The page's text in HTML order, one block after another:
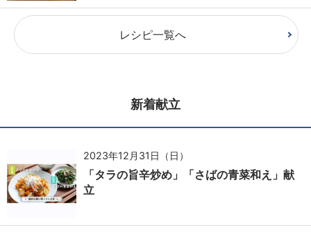
レシピ一覧へ
新着献立
2023年12月31日（日）
「タラの旨辛炒め」「さばの青菜和え」献
立